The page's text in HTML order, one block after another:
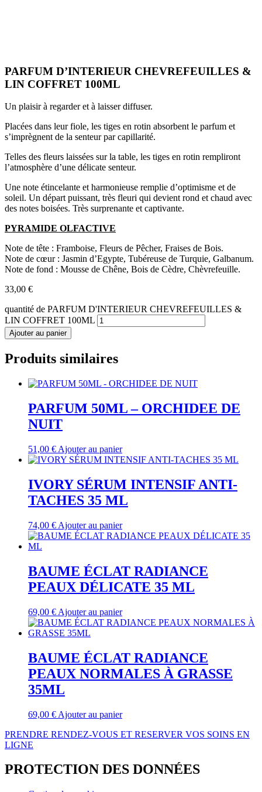
PARFUM D’INTERIEUR CHEVREFEUILLES &
LIN COFFRET 100ML
Un plaisir à regarder et à laisser diffuser.
Placées dans leur fiole, les tiges en rotin absorbent le parfum et
s’imprègnent de la senteur par capillarité.
Telles des fleurs laissées sur la table, les tiges en rotin rempliront
l’atmosphère d’une délicate senteur.
Une note étincelante et harmonieuse remplie d’optimisme et de
soleil. Un départ puissant, très fleuri qui devient rond et chaud avec
des notes boisées. Très surprenante et captivante.
PYRAMIDE OLFACTIVE
Note de tête : Framboise, Fleurs de Pêcher, Fraises de Bois.
Note de cœur : Jasmin d’Egypte, Tubéreuse de Turquie, Galbanum.
Note de fond : Mousse de Chêne, Bois de Cèdre, Chèvrefeuille.
33,00 €
quantité de PARFUM D'INTERIEUR CHEVREFEUILLES &
LIN COFFRET 100ML
Ajouter au panier
Produits similaires
PARFUM 50ML – ORCHIDEE DE
NUIT
51,00 € Ajouter au panier
IVORY SÉRUM INTENSIF ANTI-
TACHES 35 ML
74,00 € Ajouter au panier
BAUME ÉCLAT RADIANCE
PEAUX DÉLICATE 35 ML
69,00 € Ajouter au panier
BAUME ÉCLAT RADIANCE
PEAUX NORMALES À GRASSE
35ML
69,00 € Ajouter au panier
PRENDRE RENDEZ-VOUS ET RESERVER VOS SOINS EN
LIGNE
PROTECTION DES DONNÉES